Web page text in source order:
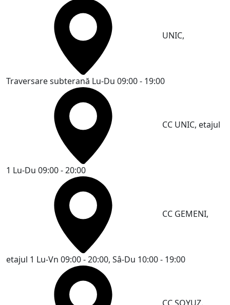
UNIC,
Traversare subterană Lu-Du 09:00 - 19:00
CC UNIC, etajul
1 Lu-Du 09:00 - 20:00
CC GEMENI,
etajul 1 Lu-Vn 09:00 - 20:00, Sâ-Du 10:00 - 19:00